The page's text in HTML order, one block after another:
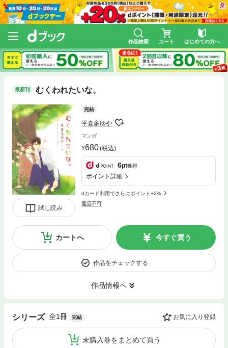
作品検索 カート はじめての方へ
最新刊 むくわれたいな。
試し読み
完結
平喜多ゆや
マンガ
680(税込)
6pt獲得
ポイント詳細
dカード利用でさらにポイント+2%
返品不可
カートへ 今すぐ買う
作品をチェックする
作品情報へ
シリーズ 全1冊 完結 お気に入り登録
未購入巻をまとめて買う